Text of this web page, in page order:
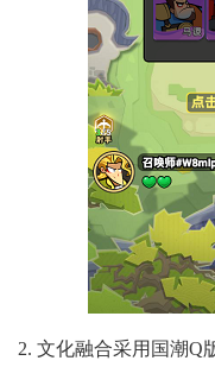
2. 文化融合采用国潮Q